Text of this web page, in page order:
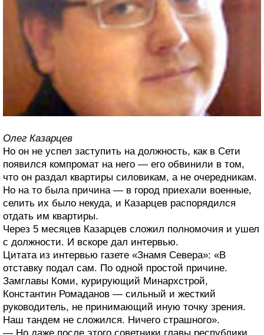
Олег Казарцев
Но он не успел заступить на должность, как в Сети
появился компромат на него — его обвинили в том,
что он раздал квартиры силовикам, а не очередникам.
Но на то была причина — в город приехали военные,
селить их было некуда, и Казарцев распорядился
отдать им квартиры.
Через 5 месяцев Казарцев сложил полномочия и ушел
с должности. И вскоре дал интервью.
Цитата из интервью газете «Знамя Севера»: «В
отставку подал сам. По одной простой причине.
Замглавы Коми, курирующий Минархстрой,
Константин Ромаданов — сильный и жесткий
руководитель, не принимающий иную точку зрения.
Наш тандем не сложился. Ничего страшного».